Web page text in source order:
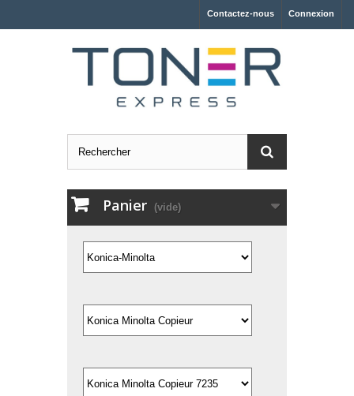
Connexion
Contactez-nous
Panier (vide)